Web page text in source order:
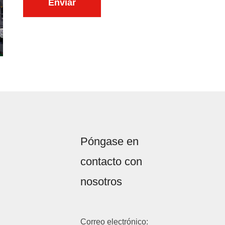
d
Enviar
Póngase en
contacto con
nosotros
Correo electrónico: